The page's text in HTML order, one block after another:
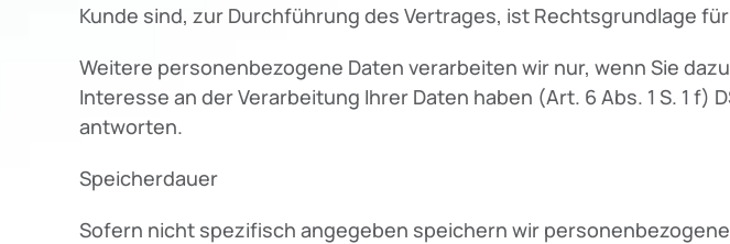
Kunde sind, zur Durchführung des Vertrages, ist Rechtsgrundlage für
Weitere personenbezogene Daten verarbeiten wir nur, wenn Sie
Interesse an der Verarbeitung Ihrer Daten haben (Art. 6 Abs. 1 S. 1 f)
antworten.
Speicherdauer
Sofern nicht spezifisch angegeben speichern wir